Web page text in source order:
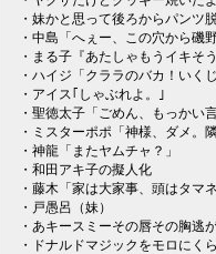
・妹かと思って後ろからパンツ
・中島「へぇー、この穴から磯
・まる子『あたしゃもうイキそう
・ハイジ「クララのバカ！いく
・アイス｢しゃぶれよ。｣
・聖徳太子「ごめん、もっかい
・ミスターポポ「神様、ダメ。
・神龍「またヤムチャ？」
・和田アキ子の擬人化
・藤木「家は大家事、頭はタマ
・戸愚呂（妹）
・あキースミーその唇その胸逃
・ドナルドマジックをモロにく